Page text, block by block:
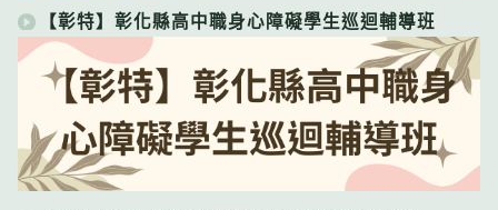
【彰特】彰化縣高中職身心障礙學生巡迴輔導班